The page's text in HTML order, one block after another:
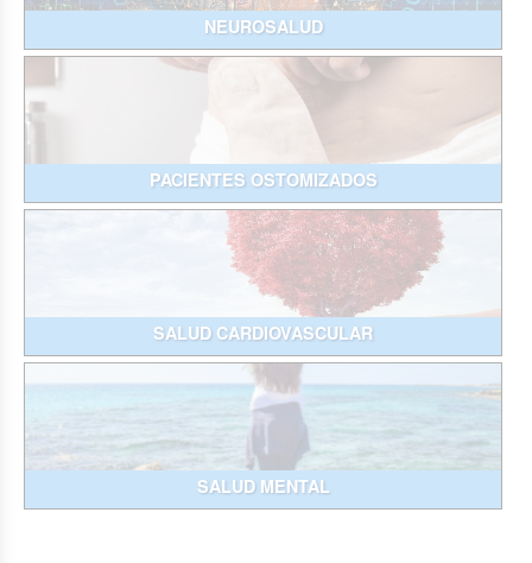
NEUROSALUD
PACIENTES OSTOMIZADOS
SALUD CARDIOVASCULAR
SALUD MENTAL